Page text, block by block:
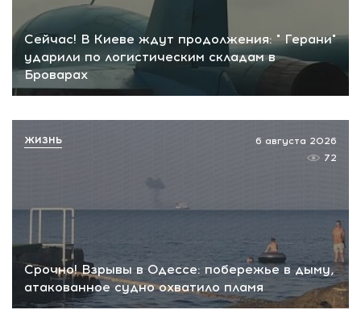
Сейчас! В Киеве ждут продолжения: " Герани"
ударили по логистическим складам в
Броварах
Срочно! Взрывы в Одессе: побережье в дыму,
атакованное судно охватило пламя
6 августа 2026
72
ЖИЗНЬ